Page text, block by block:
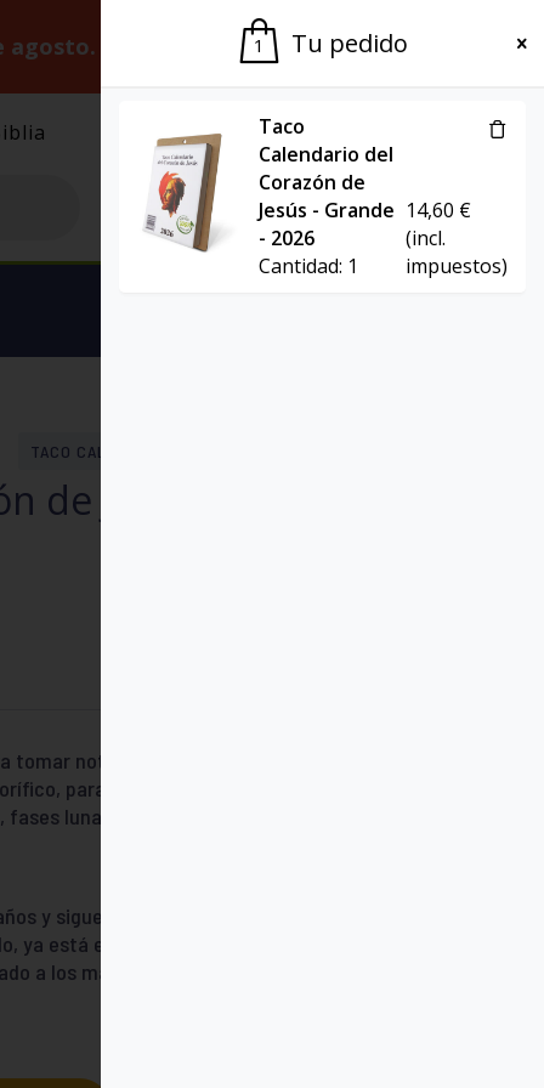
agosto. Gracias por la paciencia.
El Grupo
TACO CALENDARIO DEL CORAZÓN DE JESÚS
de Jesús – Clásico
notas cada día. El imán permite
para tenerlo siempre a la vista.
lunares, citas célebres, reflexiones,
y sigue siendo un imprescindible en
ya está el PEQUETaco: versión infantil
a los más pequeños.
1 Tu pedido
Taco
Calendario del
Corazón de
Jesús - Grande
- 2026
Cantidad: 1
14,60 €
(incl.
impuestos)